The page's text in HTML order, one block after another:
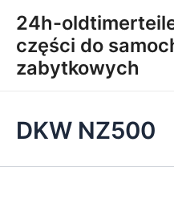
content
24h-
części do
zabytkowych
DKW NZ500